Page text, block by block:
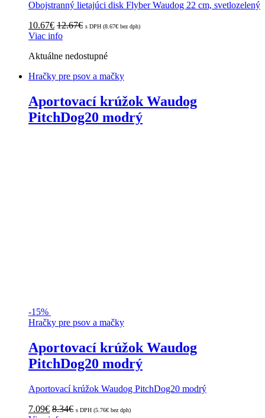
Obojstranný lietajúci disk Flyber Waudog 22 cm, svetlozelený
10.67€ 12.67€ s DPH (8.67€ bez dph)
Viac info
Aktuálne nedostupné
Hračky pre psov a mačky
Aportovací krúžok Waudog
PitchDog20 modrý
-15%
Hračky pre psov a mačky
Aportovací krúžok Waudog
PitchDog20 modrý
Aportovací krúžok Waudog PitchDog20 modrý
7.09€ 8.34€ s DPH (5.76€ bez dph)